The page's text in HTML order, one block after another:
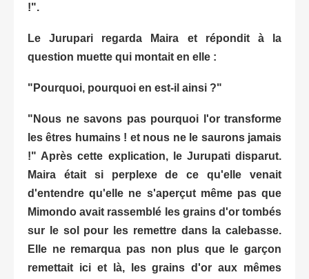
!".
Le Jurupari regarda Maira et répondit à la
question muette qui montait en elle :
"Pourquoi, pourquoi en est-il ainsi ?"
"Nous ne savons pas pourquoi l'or transforme
les êtres humains ! et nous ne le saurons jamais
!" Après cette explication, le Jurupati disparut.
Maira était si perplexe de ce qu'elle venait
d'entendre qu'elle ne s'aperçut même pas que
Mimondo avait rassemblé les grains d'or tombés
sur le sol pour les remettre dans la calebasse.
Elle ne remarqua pas non plus que le garçon
remettait ici et là, les grains d'or aux mêmes